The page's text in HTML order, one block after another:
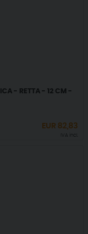
- RETTA - 12 CM -
EUR 82,83
IVA incl.